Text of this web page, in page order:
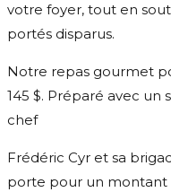
votre foyer, tout en
portés disparus.
Notre repas gourmet
145 $. Préparé avec
chef
Frédéric Cyr et sa
porte pour un montant